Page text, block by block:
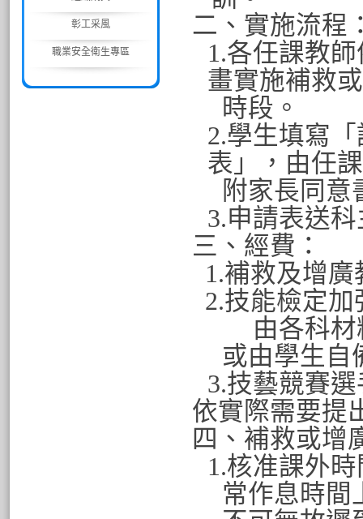
彰工采風
職業安全衛生專區
二、實施流程
1.各任課教
畫實施補救
時段。
2.學生填寫
表」，由任
附家長同意
3.申請表送
三、經費：
1.補救及增廣
2.技能檢定加
由各科
或由學生自
3.技藝競賽
依實際需要提
四、補救或增
1.核准課外
常作息時間